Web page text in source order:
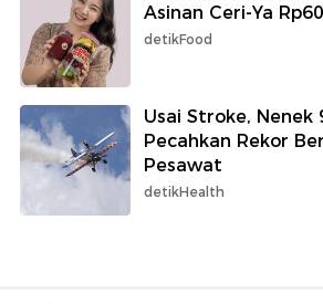
Asinan Ceri-Ya
detikFood
Usai Stroke, Nenek
Pecahkan Rekor
Pesawat
detikHealth